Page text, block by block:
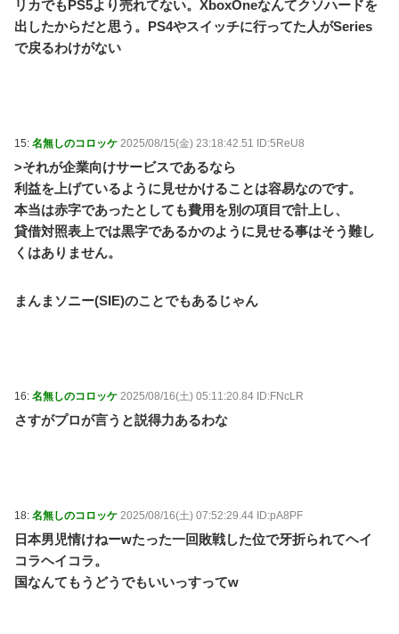
リカでもPS5より売れてない。XboxOneなんてクソハードを
出したからだと思う。PS4やスイッチに行ってた人がSeries
で戻るわけがない
15: 名無しのコロッケ 2025/08/15(金) 23:18:42.51 ID:5ReU8
>それが企業向けサービスであるなら
利益を上げているように見せかけることは容易なのです。
本当は赤字であったとしても費用を別の項目で計上し、
貸借対照表上では黒字であるかのように見せる事はそう難し
くはありません。
まんまソニー(SIE)のことでもあるじゃん
16: 名無しのコロッケ 2025/08/16(土) 05:11:20.84 ID:FNcLR
さすがプロが言うと説得力あるわな
18: 名無しのコロッケ 2025/08/16(土) 07:52:29.44 ID:pA8PF
日本男児情けねーwたった一回敗戦した位で牙折られてヘイ
コラヘイコラ。
国なんてもうどうでもいいっすってw